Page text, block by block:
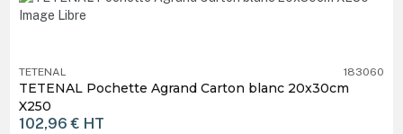
TETENAL 183060
TETENAL Pochette Agrand Carton blanc 20x30cm
X250
102,96 € HT